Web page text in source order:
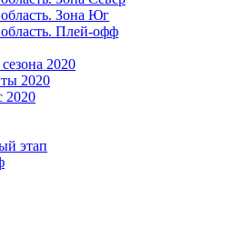
Зона Юг
Плей-офф
2020
2020
2020
этап